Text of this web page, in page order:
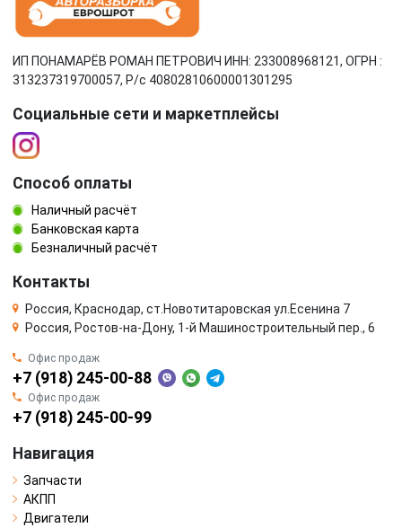
ИП ПОНАМАРЁВ РОМАН ПЕТРОВИЧ ИНН: 233008968121, ОГРН :
313237319700057, Р/c 40802810600001301295
Социальные сети и маркетплейсы
Способ оплаты
Наличный расчёт
Банковская карта
Безналичный расчёт
Контакты
Россия, Краснодар, ст.Новотитаровская ул.Есенина 7
Россия, Ростов-на-Дону, 1-й Машиностроительный пер., 6
Офис продаж
+7 (918) 245-00-88
Офис продаж
+7 (918) 245-00-99
Навигация
Запчасти
АКПП
Двигатели